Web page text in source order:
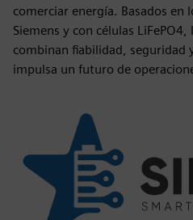
comerciar energía. Basados en
Siemens y con células
combinan fiabilidad, seguridad
impulsa un futuro de